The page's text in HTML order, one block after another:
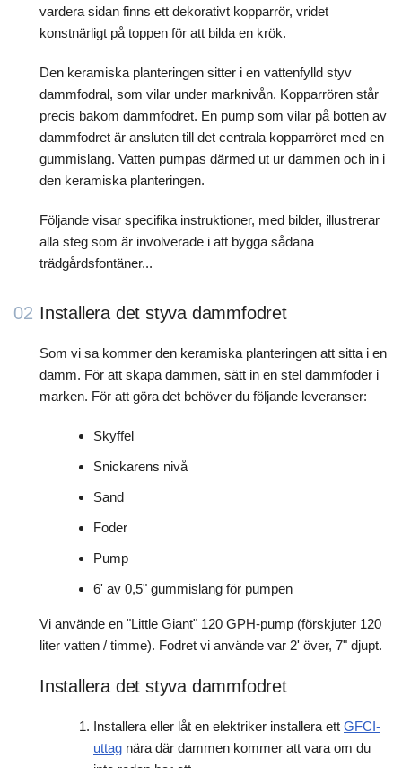
vardera sidan finns ett dekorativt kopparrör, vridet
konstnärligt på toppen för att bilda en krök.
Den keramiska planteringen sitter i en vattenfylld styv
dammfodral, som vilar under marknivån. Kopparrören står
precis bakom dammfodret. En pump som vilar på botten av
dammfodret är ansluten till det centrala kopparröret med en
gummislang. Vatten pumpas därmed ut ur dammen och in i
den keramiska planteringen.
Följande visar specifika instruktioner, med bilder, illustrerar
alla steg som är involverade i att bygga sådana
trädgårdsfontäner...
02 Installera det styva dammfodret
Som vi sa kommer den keramiska planteringen att sitta i en
damm. För att skapa dammen, sätt in en stel dammfoder i
marken. För att göra det behöver du följande leveranser:
Skyffel
Snickarens nivå
Sand
Foder
Pump
6' av 0,5" gummislang för pumpen
Vi använde en "Little Giant" 120 GPH-pump (förskjuter 120
liter vatten / timme). Fodret vi använde var 2' över, 7" djupt.
Installera det styva dammfodret
Installera eller låt en elektriker installera ett GFCI-
uttag nära där dammen kommer att vara om du